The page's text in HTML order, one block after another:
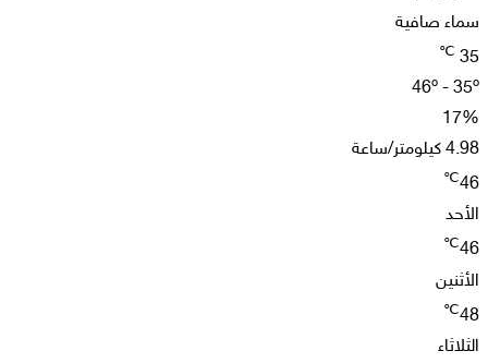
سماء صافية
35
℃
46º - 35º
17%
4.98 كيلومتر/ساعة
46
℃
الأحد
46
℃
الأثنين
48
℃
الثلاثاء